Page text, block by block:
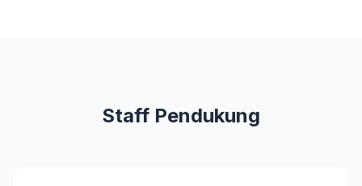
Staff Pendukung